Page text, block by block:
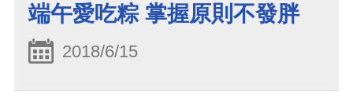
端午愛吃粽 掌握原則不發胖
2018/6/15